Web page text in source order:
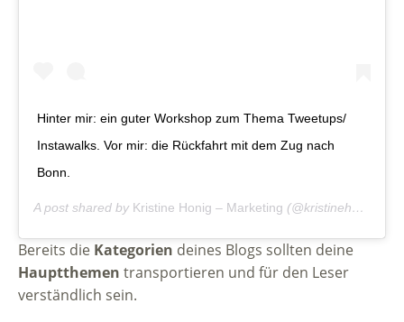
Hinter mir: ein guter Workshop zum Thema Tweetups/
Instawalks. Vor mir: die Rückfahrt mit dem Zug nach
Bonn.
A post shared by Kristine Honig – Marketing (@kristinehonigmarketing) on
Bereits die Kategorien deines Blogs sollten deine
Hauptthemen transportieren und für den Leser
verständlich sein.